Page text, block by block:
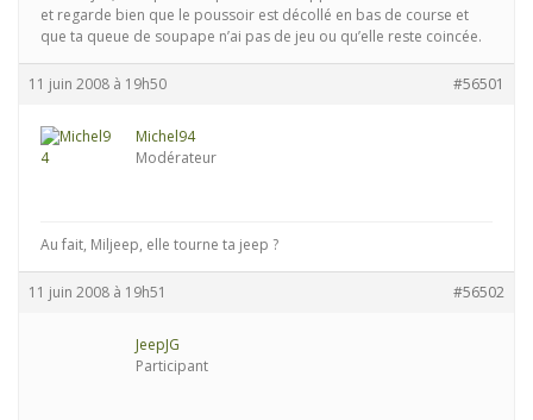
et regarde bien que le poussoir est décollé en bas de course et
que ta queue de soupape n’ai pas de jeu ou qu’elle reste coincée.
11 juin 2008 à 19h50 #56501
Michel94
Modérateur
Au fait, Miljeep, elle tourne ta jeep ?
11 juin 2008 à 19h51 #56502
JeepJG
Participant